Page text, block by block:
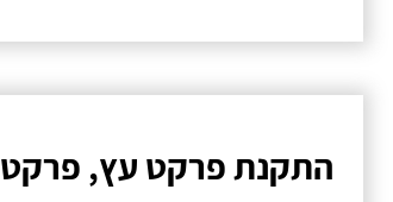
התקנת פרקט עץ, פרקט